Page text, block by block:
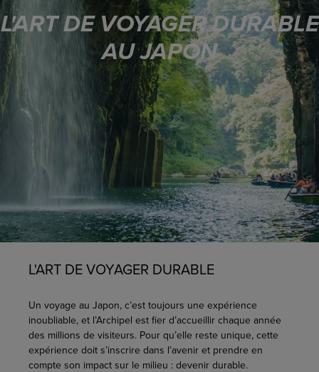
L'ART DE VOYAGER DURABLE
AU JAPON
L'ART DE VOYAGER DURABLE
Un voyage au Japon, c’est toujours une expérience
inoubliable, et l’Archipel est fier d’accueillir chaque année
des millions de visiteurs. Pour qu’elle reste unique, cette
expérience doit s’inscrire dans l’avenir et prendre en
compte son impact sur le milieu : devenir durable.